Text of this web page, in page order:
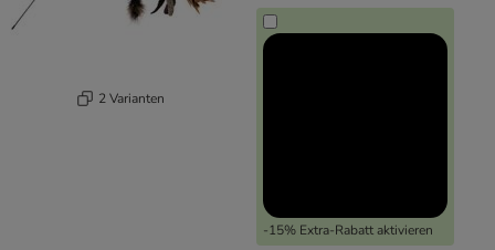
2 Varianten
-15% Extra-Rabatt aktivieren